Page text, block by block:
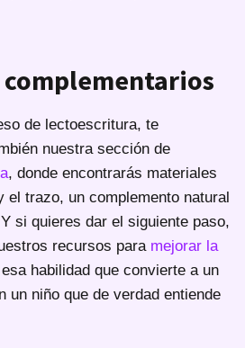
de lectoescritura, te
nuestra sección de
, donde encontrarás materiales
el trazo, un complemento natural
si quieres dar el siguiente paso,
recursos para mejorar la
habilidad que convierte a un
un niño que de verdad entiende